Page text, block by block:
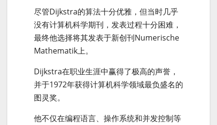
尽管Dijkstra的算法十分优雅，但当时几乎
没有计算机科学期刊，发表过程十分困难，
最终他选择将其发表于新创刊Numerische
Mathematik上。
Dijkstra在职业生涯中赢得了极高的声誉，
并于1972年获得计算机科学领域最负盛名的
图灵奖。
他不仅在编程语言、操作系统和并发控制等